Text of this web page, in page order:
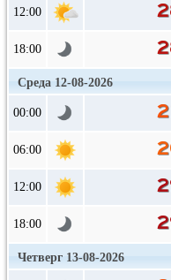
12:00
18:00
Среда 12-08-2026
00:00
06:00
12:00
18:00
Четверг 13-08-2026